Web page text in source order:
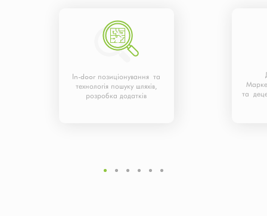
In-door позиціонування та
технологія пошуку шляхів,
розробка додатків
та